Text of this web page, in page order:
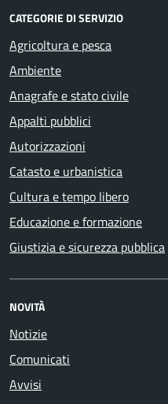
CATEGORIE DI SERVIZIO
Agricoltura e pesca
Ambiente
Anagrafe e stato civile
Appalti pubblici
Autorizzazioni
Catasto e urbanistica
Cultura e tempo libero
Educazione e formazione
Giustizia e sicurezza pubblica
NOVITÀ
Notizie
Comunicati
Avvisi